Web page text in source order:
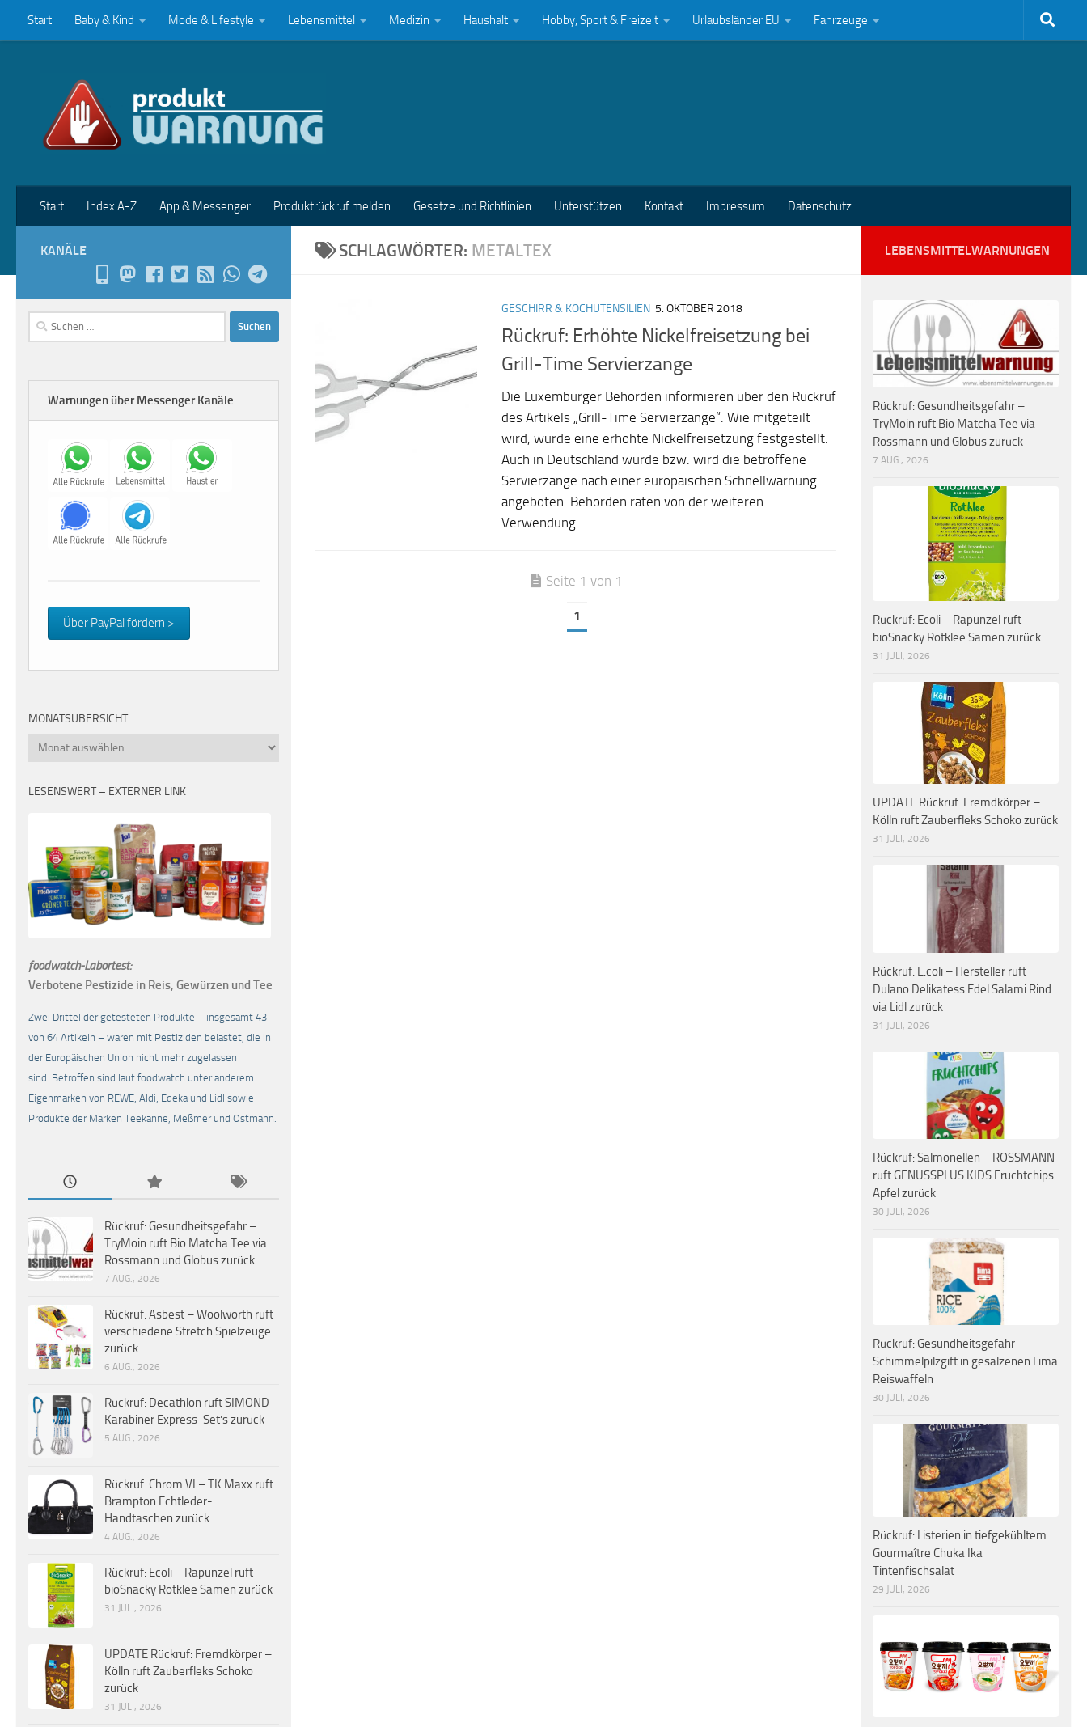
Zum Inhalt springen
Start Baby & Kind Mode & Lifestyle Lebensmittel Medizin Haushalt Hobby, Sport & Freizeit Urlaubsländer EU Fahrzeuge
Start Index A-Z App & Messenger Produktrückruf melden Gesetze und Richtlinien Unterstützen Kontakt Impressum Datenschutz
SCHLAGWÖRTER: METALTEX
GESCHIRR & KOCHUTENSILIEN 5. OKTOBER 2018
Rückruf: Erhöhte Nickelfreisetzung bei
Grill-Time Servierzange
Die Luxemburger Behörden informieren über den Rückruf
des Artikels „Grill-Time Servierzange“. Wie mitgeteilt
wird, wurde eine erhöhte Nickelfreisetzung festgestellt.
Auch in Deutschland wurde bzw. wird die betroffene
Servierzange nach einer europäischen Schnellwarnung
angeboten. Behörden raten von der weiteren
Verwendung...
Seite 1 von 1
1
KANÄLE
Suchen
nach:
Warnungen über Messenger Kanäle
Über PayPal fördern >
MONATSÜBERSICHT
Monatsübersicht
LESENSWERT – EXTERNER LINK
foodwatch-Labortest:
Verbotene Pestizide in Reis, Gewürzen und Tee
Zwei Drittel der getesteten Produkte – insgesamt 43
von 64 Artikeln – waren mit Pestiziden belastet, die in
der Europäischen Union nicht mehr zugelassen
sind. Betroffen sind laut foodwatch unter anderem
Eigenmarken von REWE, Aldi, Edeka und Lidl sowie
Produkte der Marken Teekanne, Meßmer und Ostmann.
Rückruf: Gesundheitsgefahr –
TryMoin ruft Bio Matcha Tee via
Rossmann und Globus zurück
7 AUG., 2026
Rückruf: Asbest – Woolworth ruft
verschiedene Stretch Spielzeuge
zurück
6 AUG., 2026
Rückruf: Decathlon ruft SIMOND
Karabiner Express-Set’s zurück
5 AUG., 2026
Rückruf: Chrom VI – TK Maxx ruft
Brampton Echtleder-
Handtaschen zurück
4 AUG., 2026
Rückruf: Ecoli – Rapunzel ruft
bioSnacky Rotklee Samen zurück
31 JULI, 2026
UPDATE Rückruf: Fremdkörper –
Kölln ruft Zauberfleks Schoko
zurück
31 JULI, 2026
LEBENSMITTELWARNUNGEN
Rückruf: Gesundheitsgefahr –
TryMoin ruft Bio Matcha Tee via
Rossmann und Globus zurück
7 AUG., 2026
Rückruf: Ecoli – Rapunzel ruft
bioSnacky Rotklee Samen zurück
31 JULI, 2026
UPDATE Rückruf: Fremdkörper –
Kölln ruft Zauberfleks Schoko zurück
31 JULI, 2026
Rückruf: E.coli – Hersteller ruft
Dulano Delikatess Edel Salami Rind
via Lidl zurück
31 JULI, 2026
Rückruf: Salmonellen – ROSSMANN
ruft GENUSSPLUS KIDS Fruchtchips
Apfel zurück
30 JULI, 2026
Rückruf: Gesundheitsgefahr –
Schimmelpilzgift in gesalzenen Lima
Reiswaffeln
30 JULI, 2026
Rückruf: Listerien in tiefgekühltem
Gourmaître Chuka Ika
Tintenfischsalat
29 JULI, 2026